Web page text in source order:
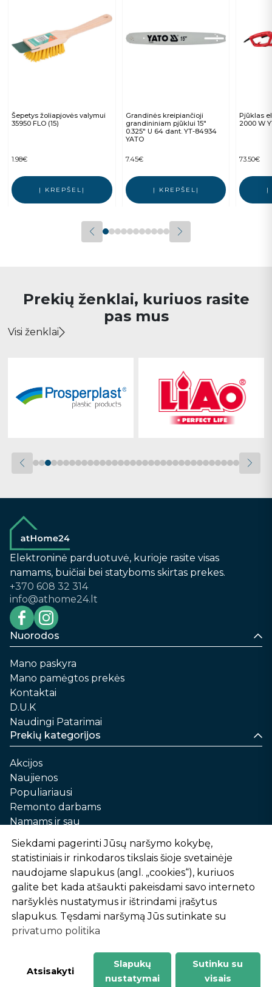
Šepetys žoliapjovės valymui
35950 FLO (15)
1.98€
Į KREPŠELĮ
Grandinės kreipiančioji
grandininiam pjūklui 15″
0.325″ U 64 dant. YT-84934
YATO
7.45€
Į KREPŠELĮ
Pjūklas
2000 W
73.50€
Į
Prekių ženklai, kuriuos rasite
pas mus
Visi ženklai
Elektroninė parduotuvė, kurioje rasite visas
namams, buičiai bei statyboms skirtas prekes.
+370 608 32 314
info@athome24.lt
Nuorodos
Mano paskyra
Mano pamėgtos prekės
Kontaktai
D.U.K
Naudingi Patarimai
Prekių kategorijos
Akcijos
Naujienos
Populiariausi
Remonto darbams
Namams ir sau
Automobilių priežiūrai
Sodui ir daržui
Informacija
Apie mus
Prekių pirkimo – pardavimo taisyklės
Prekių pristatymas ir atsiėmimas
Garantinis aptarnavimas ir prekių grąžinimas
Privatumo politika
-
1
2
%
n
u
o
l
a
i
d
Siekdami pagerinti Jūsų naršymo kokybę,
statistiniais ir rinkodaros tikslais šioje svetainėje
naudojame slapukus (angl. „cookies“), kuriuos
galite bet kada atšaukti pakeisdami savo interneto
naršyklės nustatymus ir ištrindami įrašytus
slapukus. Tęsdami naršymą Jūs sutinkate su
privatumo politika
Atsisakyti
Slapukų
nustatymai
Sutinku su
visais